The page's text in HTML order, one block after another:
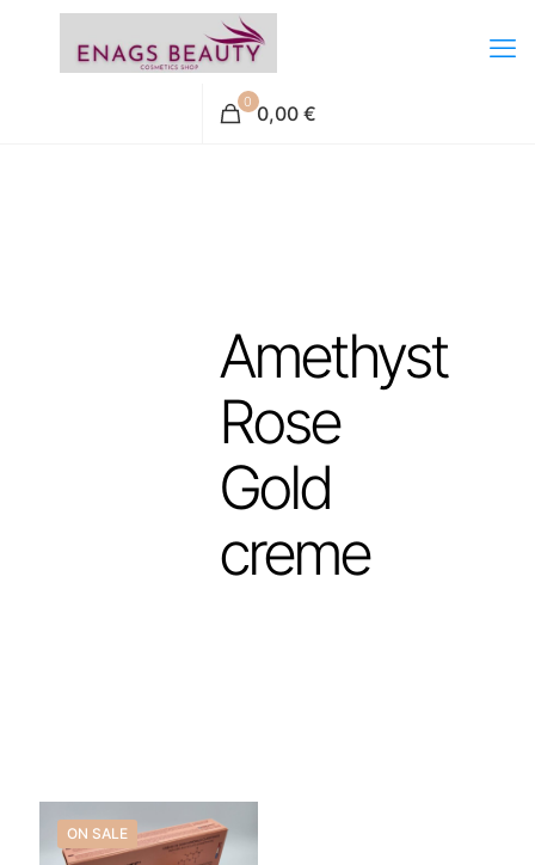
0 0,00 €
Amethyst
Rose
Gold
creme
ON SALE